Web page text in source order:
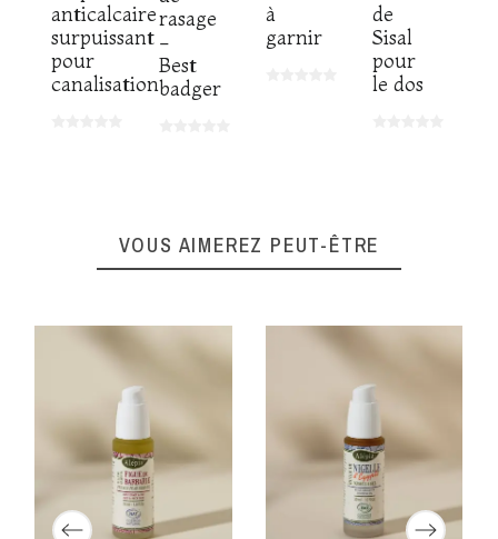
anticalcaire
surpuissant
pour
canalisation
rasage
-
Best
badger
à
garnir
de
Sisal
pour
le dos
VOUS AIMEREZ PEUT-ÊTRE